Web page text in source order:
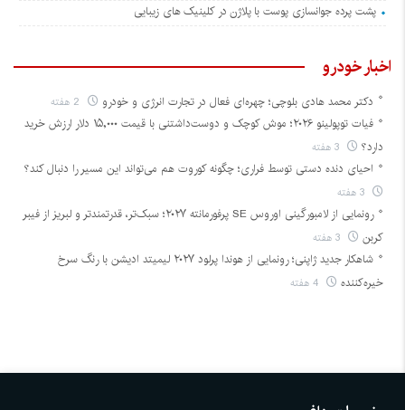
پشت پرده جوانسازی پوست با پلاژن در کلینیک های زیبایی
اخبار خودرو
دکتر محمد هادی بلوچی؛ چهره‌ای فعال در تجارت انرژی و خودرو
فیات توپولینو ۲۰۲۶؛ موش کوچک و دوست‌داشتنی با قیمت ۱۵,۰۰۰ دلار ارزش خرید
دارد؟
احیای دنده دستی توسط فراری؛ چگونه کوروت هم می‌تواند این مسیر را دنبال کند؟
رونمایی از لامبورگینی اوروس SE پرفورمانته ۲۰۲۷؛ سبک‌تر، قدرتمندتر و لبریز از فیبر
کربن
شاهکار جدید ژاپنی؛ رونمایی از هوندا پرلود ۲۰۲۷ لیمیتد ادیشن با رنگ سرخ
خیره‌کننده